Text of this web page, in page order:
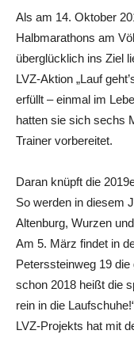
Als am 14. Oktober
Halbmarathons am
überglücklich ins Ziel
LVZ-Aktion „Lauf
erfüllt – einmal im
hatten sie sich sechs
Trainer vorbereitet.
Daran knüpft die
So werden in diesem
Altenburg, Wurzen
Am 5. März findet in
Peterssteinweg 19
schon 2018 heißt die
rein in die
LVZ-Projekts hat mit